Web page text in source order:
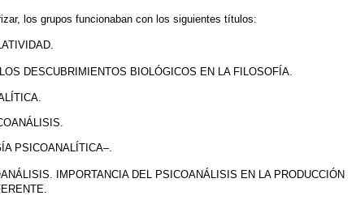
los grupos funcionaban con los siguientes títulos:
DESCUBRIMIENTOS BIOLÓGICOS EN LA FILOSOFÍA.
PSICOANALÍTICA–.
IMPORTANCIA DEL PSICOANÁLISIS EN LA PRODUCCIÓN